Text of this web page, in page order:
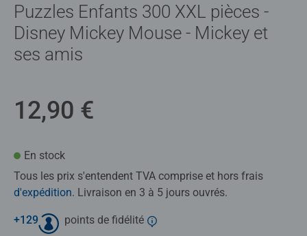
Puzzles Enfants 300 XXL pièces -
Disney Mickey Mouse - Mickey et
ses amis
12,90 €
En stock
Tous les prix s'entendent TVA comprise et hors frais
d'expédition. Livraison en 3 à 5 jours ouvrés.
+129 points de fidélité